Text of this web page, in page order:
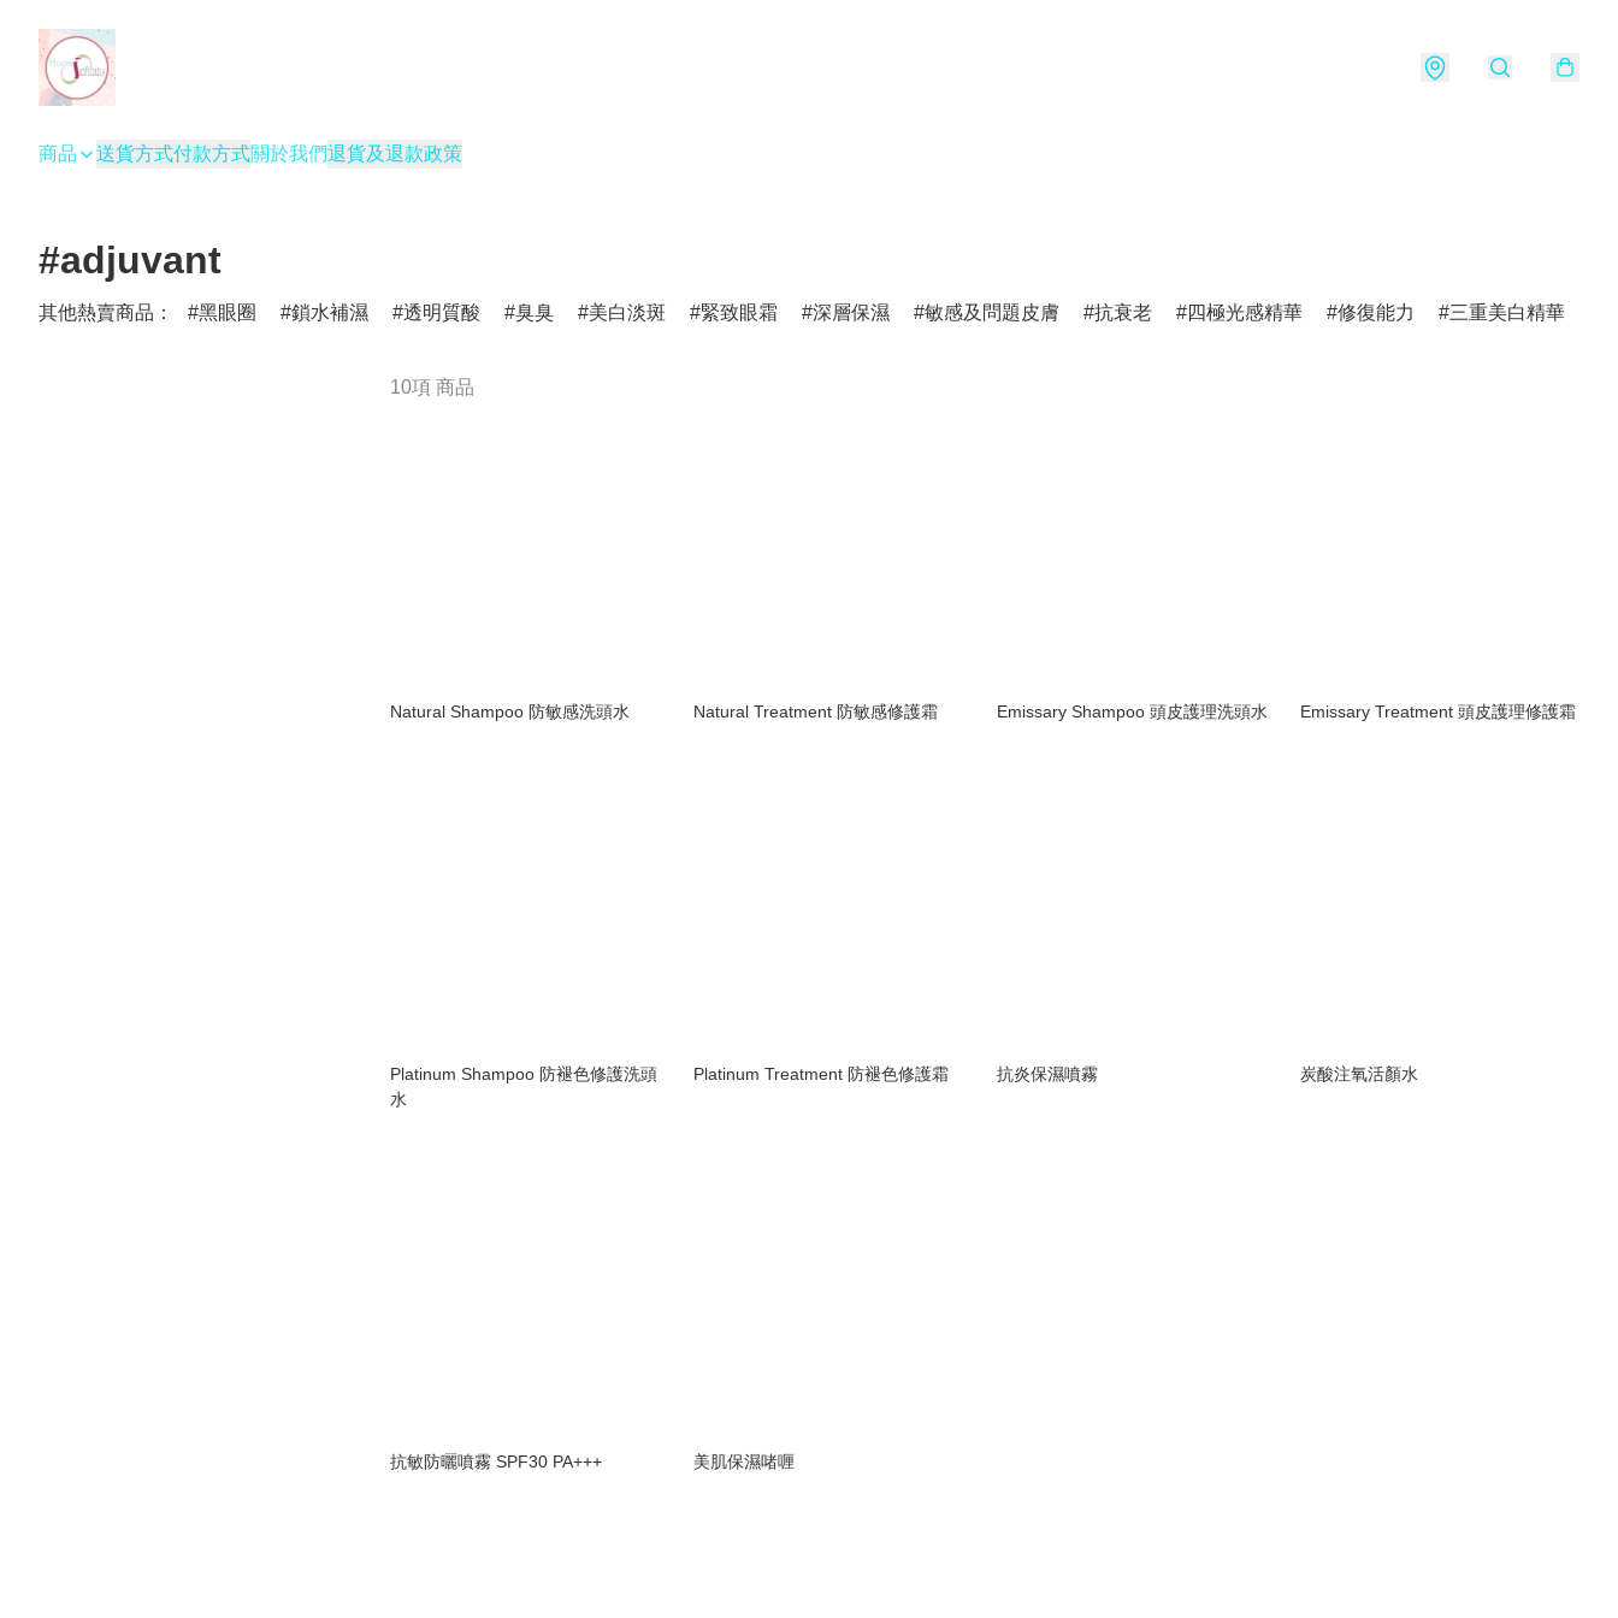
商品 送貨方式付款方式關於我們退貨及退款政策
#adjuvant
其他熱賣商品： 黑眼圈 鎖水補濕 透明質酸 臭臭 美白淡斑 緊致眼霜 深層保濕 敏感及問題皮膚 抗衰老 四極光感精華 修復能力 三重美白精華
10項 商品
Natural Shampoo 防敏感洗頭水 Natural Treatment 防敏感修護霜 Emissary Shampoo 頭皮護理洗頭水 Emissary Treatment 頭皮護理修護霜
Platinum Shampoo 防褪色修護洗頭
水
Platinum Treatment 防褪色修護霜 抗炎保濕噴霧 炭酸注氧活顏水
抗敏防曬噴霧 SPF30 PA+++ 美肌保濕啫喱